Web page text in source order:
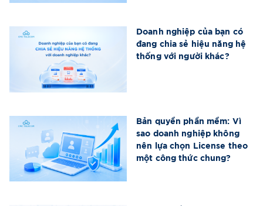
Doanh nghiệp của bạn có
đang chia sẻ hiệu năng hệ
thống với người khác?
Bản quyền phần mềm: Vì
sao doanh nghiệp không
nên lựa chọn License theo
một công thức chung?